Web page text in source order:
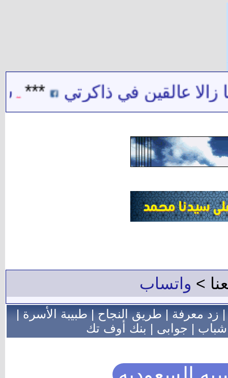
عالقين في ذاكرتي *** شيخ
> واتساب
زد معرفة|طريق النجاح|طبيبة الأسرة|
شباب | جوابى | بنك أوف تك